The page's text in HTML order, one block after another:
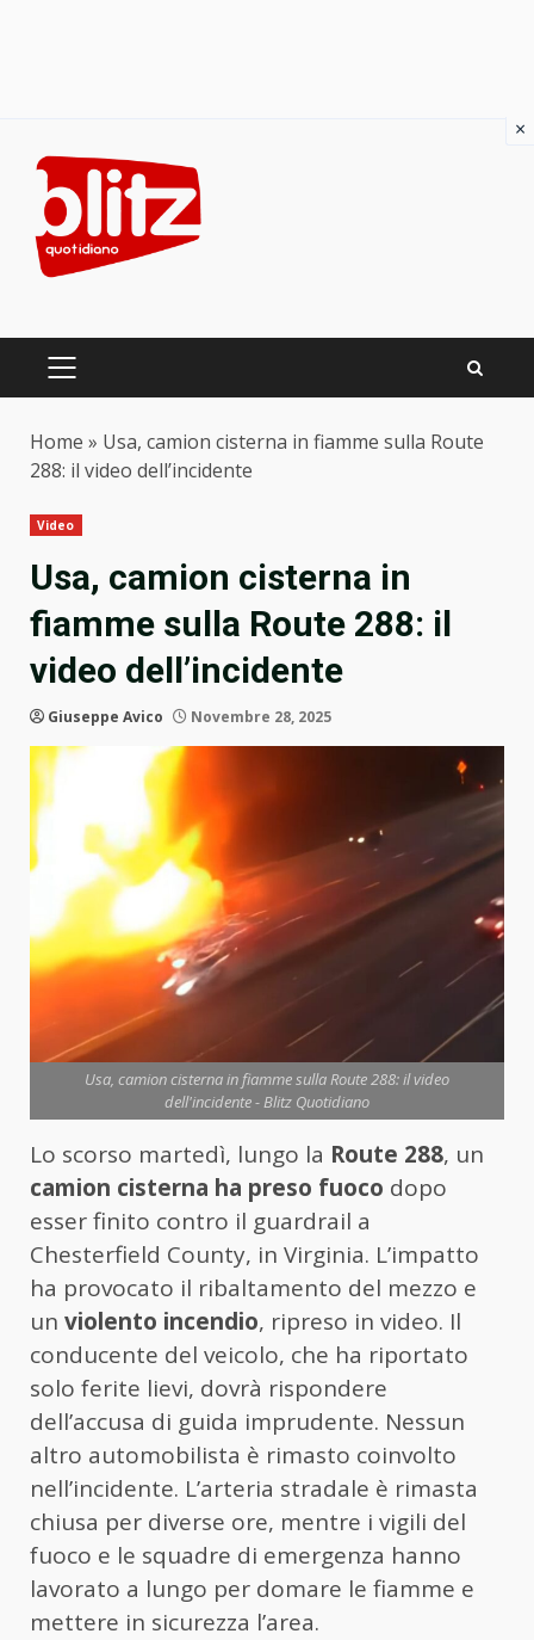
content
PRIMARY
Home » Usa, camion cisterna in fiamme sulla Route
288: il video dell’incidente
Video
Usa, camion cisterna in
fiamme sulla Route 288: il
video dell’incidente
Giuseppe Avico Novembre 28, 2025
Usa, camion cisterna in fiamme sulla Route 288: il video
dell'incidente - Blitz Quotidiano
Lo scorso martedì, lungo la Route 288, un
camion cisterna ha preso fuoco dopo
esser finito contro il guardrail a
Chesterfield County, in Virginia. L’impatto
ha provocato il ribaltamento del mezzo e
un violento incendio, ripreso in video. Il
conducente del veicolo, che ha riportato
solo ferite lievi, dovrà rispondere
dell’accusa di guida imprudente. Nessun
altro automobilista è rimasto coinvolto
nell’incidente. L’arteria stradale è rimasta
chiusa per diverse ore, mentre i vigili del
fuoco e le squadre di emergenza hanno
lavorato a lungo per domare le fiamme e
mettere in sicurezza l’area.
×